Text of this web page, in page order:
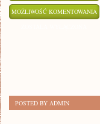
MOŻLIWOŚĆ KOMENTOWANIA
POSTED BY ADMIN